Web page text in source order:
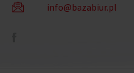
info@bazabiur.pl